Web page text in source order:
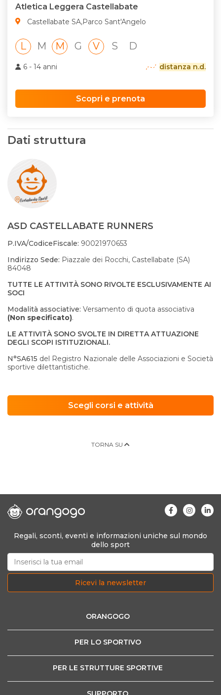
Atletica Leggera Castellabate
Castellabate SA,Parco Sant'Angelo
L M M G V S D
6 - 14 anni distanza n.d.
Scopri e prenota
Dati struttura
ASD CASTELLABATE RUNNERS
P.IVA/CodiceFiscale: 90021970653
Indirizzo Sede: Piazzale dei Rocchi, Castellabate (SA)
84048
TUTTE LE ATTIVITÀ SONO RIVOLTE ESCLUSIVAMENTE AI
SOCI
Modalità associative: Versamento di quota associativa
(Non specificato).
LE ATTIVITÀ SONO SVOLTE IN DIRETTA ATTUAZIONE
DEGLI SCOPI ISTITUZIONALI.
N°SA615 del Registro Nazionale delle Associazioni e Società
sportive dilettantistiche.
Scegli corsi e attività
TORNA SU
Regali, sconti, eventi e informazioni uniche sul mondo
dello sport
Ricevi la newsletter
ORANGOGO
PER LO SPORTIVO
PER LE STRUTTURE SPORTIVE